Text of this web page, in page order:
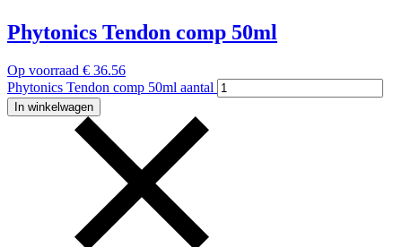
Phytonics Tendon comp 50ml
Op voorraad € 36.56
Phytonics Tendon comp 50ml aantal
In winkelwagen